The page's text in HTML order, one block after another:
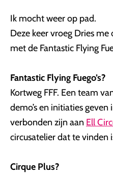
Ik mocht weer op pad.
Deze keer vroeg Dries
met de Fantastic Flying
Fantastic Flying Fuego’s?
Kortweg FFF. Een team
demo’s en initiaties
verbonden zijn aan Ell
circusatelier dat te vinden
Cirque Plus?